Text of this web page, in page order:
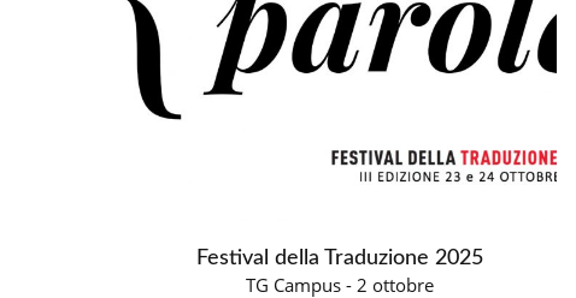
Festival della Traduzione 2025
TG Campus - 2 ottobre